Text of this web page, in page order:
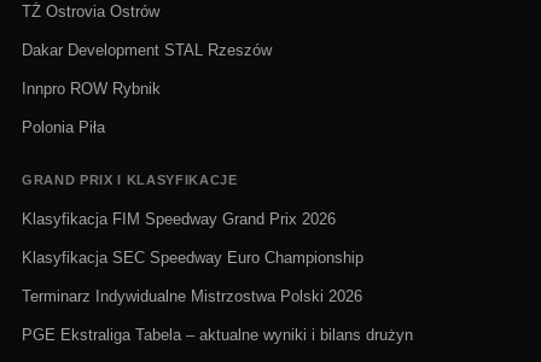
TŻ Ostrovia Ostrów
Dakar Development STAL Rzeszów
Innpro ROW Rybnik
Polonia Piła
GRAND PRIX I KLASYFIKACJE
Klasyfikacja FIM Speedway Grand Prix 2026
Klasyfikacja SEC Speedway Euro Championship
Terminarz Indywidualne Mistrzostwa Polski 2026
PGE Ekstraliga Tabela – aktualne wyniki i bilans drużyn